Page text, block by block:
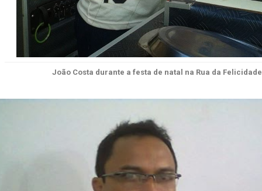
João Costa durante a festa de natal na Rua da Felicidade